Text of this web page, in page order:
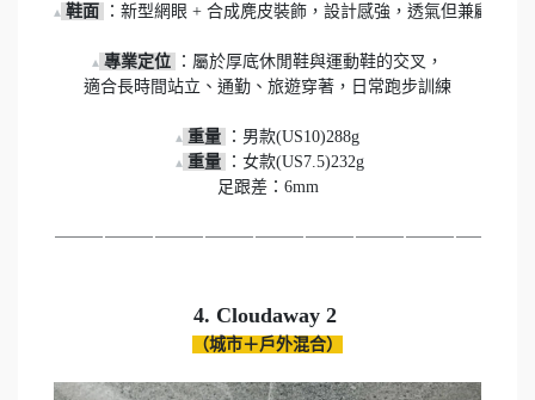
▴ 鞋面 ：新型網眼 + 合成麂皮裝飾，設計感強，透氣但兼顧穿搭
▴ 專業定位
：屬於厚底休閒鞋與運動鞋的交叉，
適合長時間站立、通勤、旅遊穿著，日常跑步訓練
▴ 重量 ：男款(US10)288g
▴ 重量
：女款(US7.5)232g
足跟差：6mm
（城市＋戶外混合）